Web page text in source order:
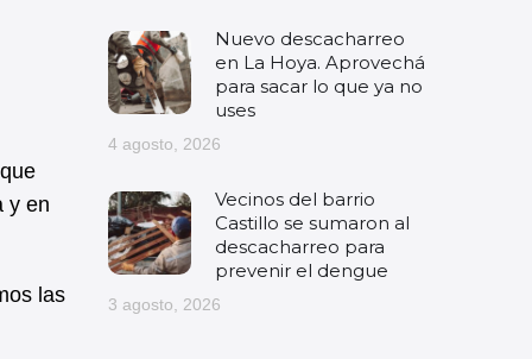
y en
las
Nuevo descacharreo
en La Hoya. Aprovechá
para sacar lo que ya no
uses
4 agosto, 2026
Vecinos del barrio
Castillo se sumaron al
descacharreo para
prevenir el dengue
3 agosto, 2026